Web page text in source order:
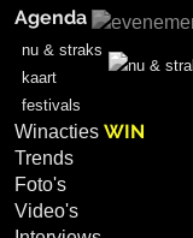
Agenda
nu & straks
kaart
festivals
WinactiesWIN
Trends
Foto's
Video's